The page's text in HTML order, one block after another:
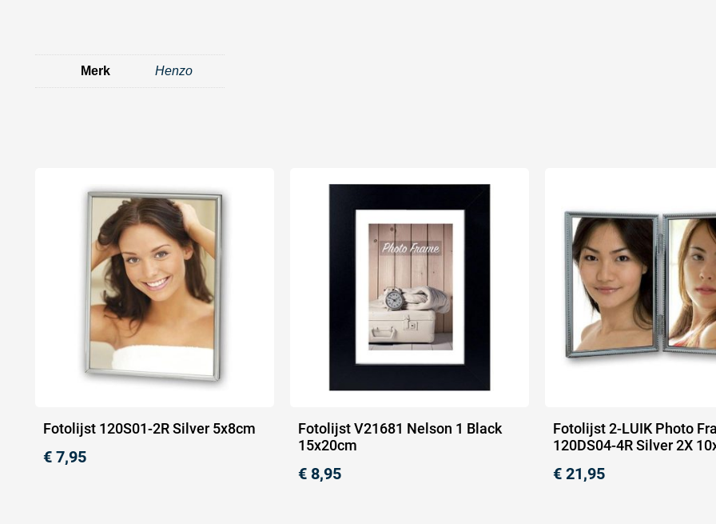
Merk Henzo
Fotolijst 120S01-2R Silver 5x8cm
€ 7,95
Fotolijst V21681 Nelson 1 Black
15x20cm
€ 8,95
Fotolijst 2-LUIK Photo
120DS04-4R Silver 2X
€ 21,95